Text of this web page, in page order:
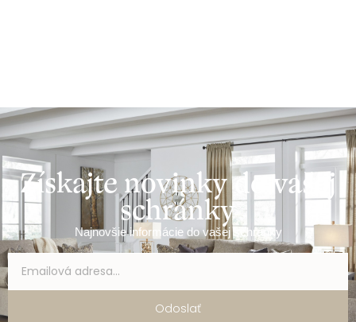
Získajte novinky do vašej
schránky
Najnovšie informácie do vašej schránky
Odoslať